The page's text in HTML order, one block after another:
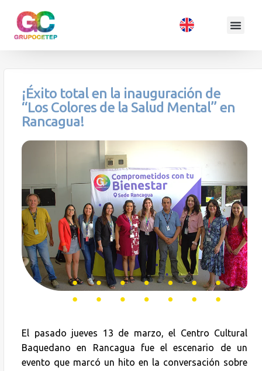
¡Éxito total en la inauguración de
“Los Colores de la Salud Mental” en
Rancagua!
El pasado jueves 13 de marzo, el Centro Cultural
Baquedano en Rancagua fue el escenario de un
evento que marcó un hito en la conversación sobre